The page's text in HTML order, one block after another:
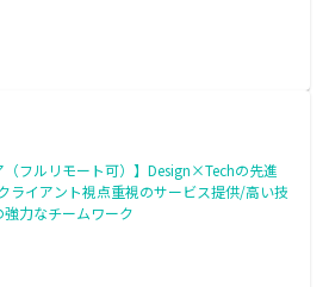
（フルリモート可）】Design×Techの先進
ライアント視点重視のサービス提供/高い技
力なチームワーク